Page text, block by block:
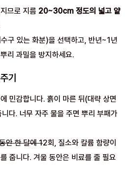
므로 지름 20~30cm 정도의 넓고 얕
구 있는 화분)을 선택하고, 반년~1년
리 과밀을 방지하세요.
기
민감합니다. 흙이 마른 뒤(대략 상면
다. 너무 자주 물을 주면 뿌리 부패가
안 한 달에 12회, 질소와 칼륨 함량이
줍니다. 겨울 동안은 비료를 줄 필요